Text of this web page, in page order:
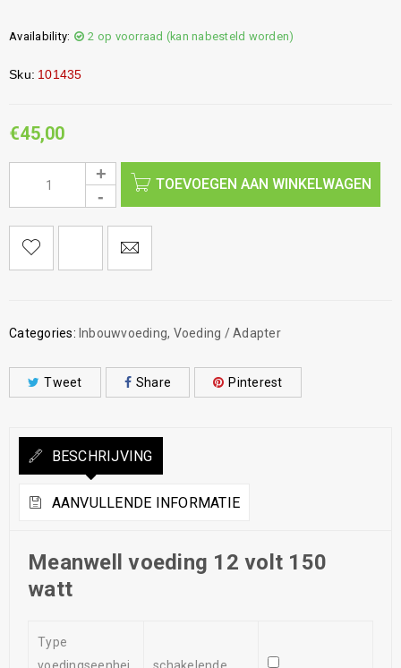
Availability: 2 op voorraad (kan nabesteld worden)
Sku: 101435
€45,00
TOEVOEGEN AAN WINKELWAGEN
Categories: Inbouwvoeding, Voeding / Adapter
Tweet Share Pinterest
BESCHRIJVING
AANVULLENDE INFORMATIE
Meanwell voeding 12 volt 150
watt
Type